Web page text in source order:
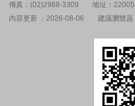
傳真：(02)2968-3309
地址：
內容更新 ：2026-08-06
建議瀏覽